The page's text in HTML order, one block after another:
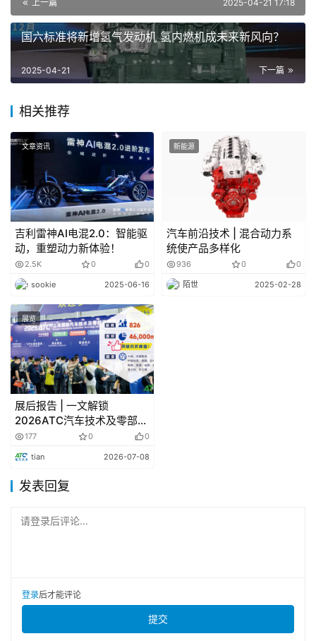
氢内燃机汽车表现出了强大的发展潜力， 尤其是在重
型卡车领域，被视作是极具潜力 的新型动力源。对此，欧
盟正积极规划并投 资于一系列基础设施建设，涵盖氢气输
送管 道、充电站以及加氢站等，旨在最大化地释 放清洁能
源转型的益处，并广泛部署无碳排 放的替代燃料系统。针
对公路运输，欧盟坚 持将 CO2 排放及车辆排放标准作为推
欧盟还计划将碳排放交易机制引入道 路运输领域，特别是
在燃料供应与道路定价 方面，通过经济手段激励减少化石
燃料的使 用，实现显著减排。这一举措旨在进一步压 缩化
石燃料的消费空间，促进绿色出行。同时， 欧盟委员会已
明确表示，将重新审视并强化 2030 年之后的汽车及货车
CO2 排放标准，以 更加严格的规范引领行业向更加低碳、
环保 的方向发展。
确转向追求“碳中和”的宏伟 目标，并视此为驱动国家经济绿
2013 年的基准 水平削减 46%。现有数据清晰地反映出日
本 在减排道路上的积极进展，其温室气体排放 总量在
上一篇 2025-04-21 17:18
国六标准将新增氢气发动机 氢内燃机成未来新风向？
下一篇
2025-04-21
相关推荐
文章资讯
吉利雷神AI电混2.0：智能驱
动，重塑动力新体验！
2.5K 0 0
sookie 2025-06-16
新能源
汽车前沿技术 | 混合动力系
统使产品多样化
936 0 0
陌世 2025-02-28
展览
展后报告 | 一文解锁
2026ATC汽车技术及零部件
展关键数据！
177 0 0
tian 2026-07-08
发表回复
请登录后评论...
登录后才能评论
提交